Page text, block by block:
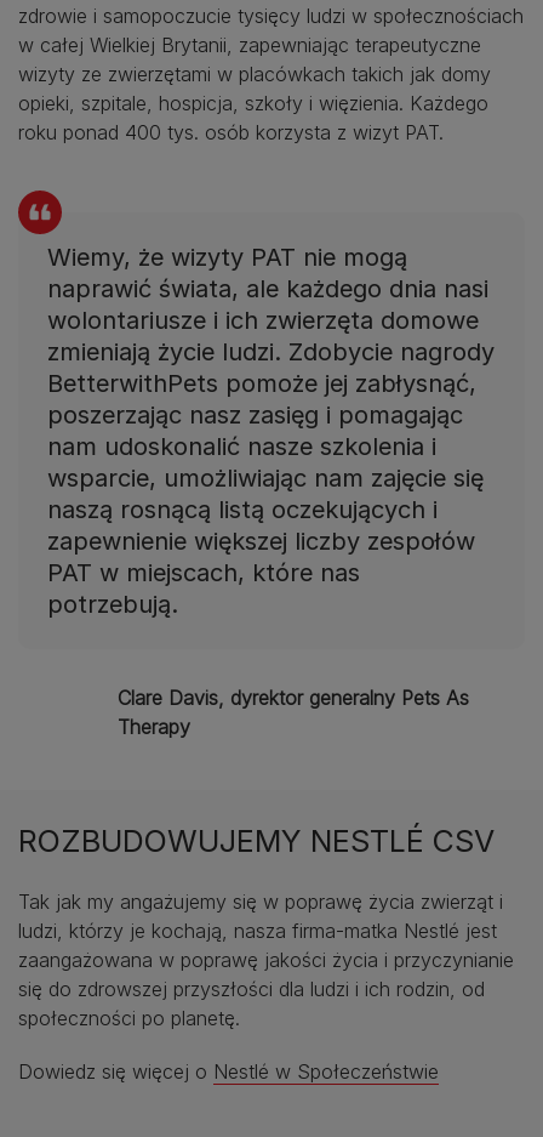
zdrowie i samopoczucie tysięcy ludzi w społecznościach
w całej Wielkiej Brytanii, zapewniając terapeutyczne
wizyty ze zwierzętami w placówkach takich jak domy
opieki, szpitale, hospicja, szkoły i więzienia. Każdego
roku ponad 400 tys. osób korzysta z wizyt PAT.
Wiemy, że wizyty PAT nie mogą
naprawić świata, ale każdego dnia nasi
wolontariusze i ich zwierzęta domowe
zmieniają życie ludzi. Zdobycie nagrody
BetterwithPets pomoże jej zabłysnąć,
poszerzając nasz zasięg i pomagając
nam udoskonalić nasze szkolenia i
wsparcie, umożliwiając nam zajęcie się
naszą rosnącą listą oczekujących i
zapewnienie większej liczby zespołów
PAT w miejscach, które nas
potrzebują.
Clare Davis, dyrektor generalny Pets As
Therapy
ROZBUDOWUJEMY NESTLÉ CSV
Tak jak my angażujemy się w poprawę życia zwierząt i
ludzi, którzy je kochają, nasza firma-matka Nestlé jest
zaangażowana w poprawę jakości życia i przyczynianie
się do zdrowszej przyszłości dla ludzi i ich rodzin, od
społeczności po planetę.
Dowiedz się więcej o Nestlé w Społeczeństwie